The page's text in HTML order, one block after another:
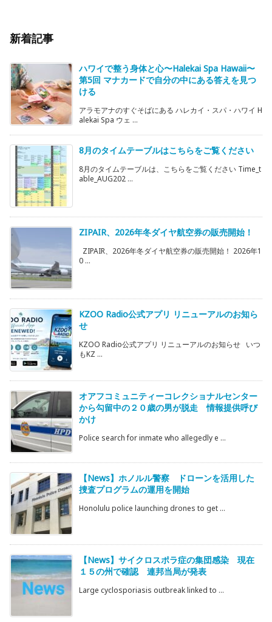
新着記事
ハワイで整う身体と心〜Halekai Spa Hawaii〜
第5回 マナカードで自分の中にある答えを見つ
ける
アラモアナのすぐそばにある ハレカイ・スパ・ハワイ H
alekai Spa ウェ ...
8月のタイムテーブルはこちらをご覧ください
8月のタイムテーブルは、こちらをご覧ください Time_t
able_AUG202 ...
ZIPAIR、2026年冬ダイヤ航空券の販売開始！
ZIPAIR、2026年冬ダイヤ航空券の販売開始！ 2026年1
0 ...
KZOO Radio公式アプリ リニューアルのお知ら
せ
KZOO Radio公式アプリ リニューアルのお知らせ いつ
もKZ ...
オアフコミュニティーコレクショナルセンター
から勾留中の２０歳の男が脱走 情報提供呼び
かけ
Police search for inmate who allegedly e ...
【News】ホノルル警察 ドローンを活用した
捜査プログラムの運用を開始
Honolulu police launching drones to get ...
【News】サイクロスポラ症の集団感染 現在
１５の州で確認 連邦当局が発表
Large cyclosporiasis outbreak linked to ...